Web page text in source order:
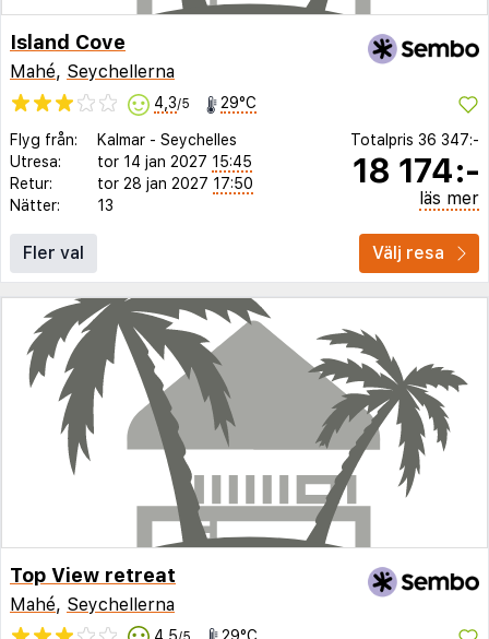
Island Cove
Mahé, Seychellerna
4,3/5 29°C
Flyg från: Kalmar - Seychelles
Utresa:
tor 14 jan 2027 15:45
Retur:
tor 28 jan 2027 17:50
Nätter:
13
Totalpris 36 347:-
18 174:-
läs mer
Fler val Välj resa
Top View retreat
Mahé, Seychellerna